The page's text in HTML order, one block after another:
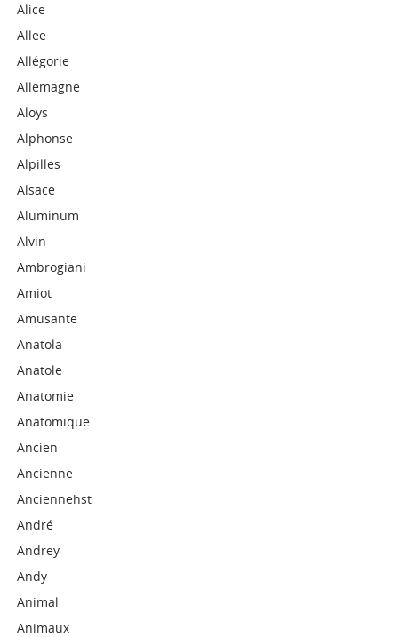
Alice
Allee
Allégorie
Allemagne
Aloys
Alphonse
Alpilles
Alsace
Aluminum
Alvin
Ambrogiani
Amiot
Amusante
Anatola
Anatole
Anatomie
Anatomique
Ancien
Ancienne
Anciennehst
André
Andrey
Andy
Animal
Animaux